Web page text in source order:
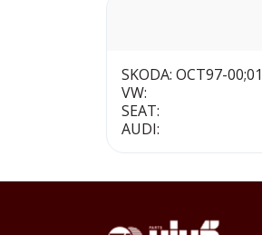
SKODA: OCT97-
VW:
SEAT:
AUDI: